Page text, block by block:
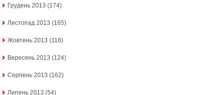
Грудень 2013 (174)
Листопад 2013 (165)
Жовтень 2013 (116)
Вересень 2013 (124)
Серпень 2013 (162)
Липень 2013 (54)